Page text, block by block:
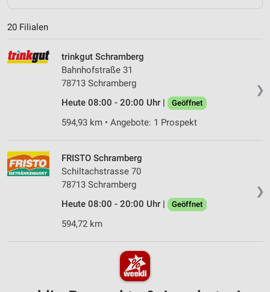
20 Filialen
❯
trinkgut Schramberg
Bahnhofstraße 31
78713 Schramberg
Heute 08:00 - 20:00 Uhr |
Geöffnet
594,93 km • Angebote: 1 Prospekt
❯
FRISTO Schramberg
Schiltachstrasse 70
78713 Schramberg
Heute 08:00 - 20:00 Uhr |
Geöffnet
594,72 km